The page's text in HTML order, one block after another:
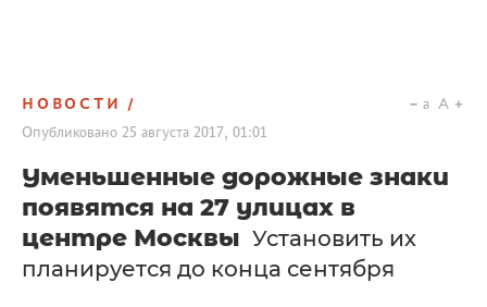
НОВОСТИ
Опубликовано 25 августа 2017, 01:01
a A
Уменьшенные дорожные знаки
появятся на 27 улицах в
центре Москвы Установить их
планируется до конца сентября